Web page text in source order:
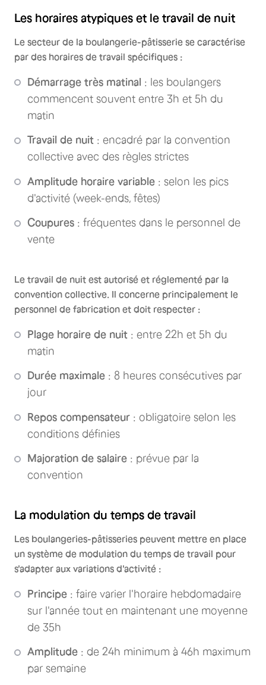
Les horaires atypiques et le travail de nuit
Le secteur de la boulangerie-pâtisserie se caractérise
par des horaires de travail spécifiques :
Démarrage très matinal : les boulangers
commencent souvent entre 3h et 5h du
matin
Travail de nuit : encadré par la convention
collective avec des règles strictes
Amplitude horaire variable : selon les pics
d'activité (week-ends, fêtes)
Coupures : fréquentes dans le personnel de
vente
Le travail de nuit est autorisé et réglementé par la
convention collective. Il concerne principalement le
personnel de fabrication et doit respecter :
Plage horaire de nuit : entre 22h et 5h du
matin
Durée maximale : 8 heures consécutives par
jour
Repos compensateur : obligatoire selon les
conditions définies
Majoration de salaire : prévue par la
convention
La modulation du temps de travail
Les boulangeries-pâtisseries peuvent mettre en place
un système de modulation du temps de travail pour
s'adapter aux variations d'activité :
Principe : faire varier l'horaire hebdomadaire
sur l'année tout en maintenant une moyenne
de 35h
Amplitude : de 24h minimum à 46h maximum
par semaine